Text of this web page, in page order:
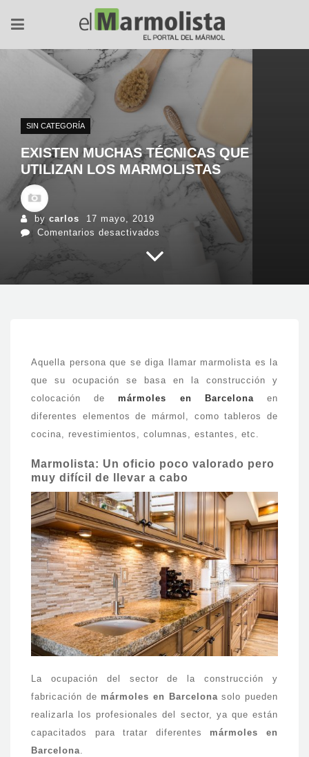
SIN CATEGORÍA
EXISTEN MUCHAS TÉCNICAS QUE
UTILIZAN LOS MARMOLISTAS
by carlos
17 mayo, 2019
Comentarios desactivados
muchas
técnicas
los
Aquella persona que se diga llamar marmolista es la
que su ocupación se basa en la construcción y
colocación demármoles en Barcelonaen
diferentes elementos de mármol, como tableros de
cocina, revestimientos, columnas, estantes, etc.
Marmolista: Un oficio poco valorado pero
muy difícil de llevar a cabo
La ocupación del sector de la construcción y
fabricación de mármoles en Barcelonasolo pueden
realizarla los profesionales del sector, ya que están
capacitados para tratar diferentes mármoles en
Barcelona.